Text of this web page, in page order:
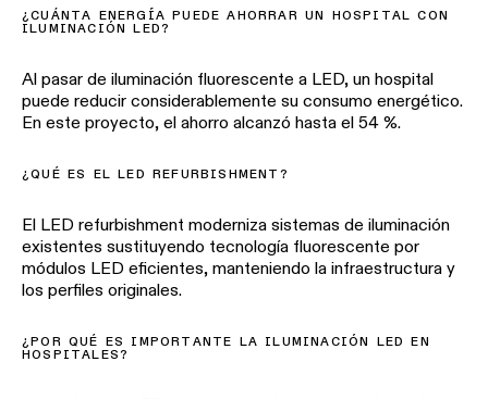
¿CUÁNTA ENERGÍA PUEDE AHORRAR UN HOSPITAL CON
ILUMINACIÓN LED?
Al pasar de iluminación fluorescente a LED, un hospital
puede reducir considerablemente su consumo energético.
En este proyecto, el ahorro alcanzó hasta el 54 %.
¿QUÉ ES EL LED REFURBISHMENT?
El LED refurbishment moderniza sistemas de iluminación
existentes sustituyendo tecnología fluorescente por
módulos LED eficientes, manteniendo la infraestructura y
los perfiles originales.
¿POR QUÉ ES IMPORTANTE LA ILUMINACIÓN LED EN
HOSPITALES?